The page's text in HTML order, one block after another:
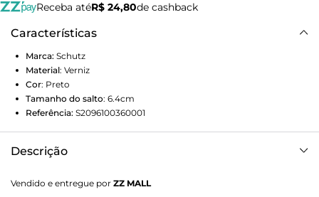
Receba atéR$ 24,80de cashback
Características
Marca: Schutz
Material: Verniz
Cor: Preto
Tamanho do salto: 6.4cm
Referência: S2096100360001
Descrição
tem seu fator trendy elevado à máxima potência nessa
Vendido e entregue por ZZ MALL